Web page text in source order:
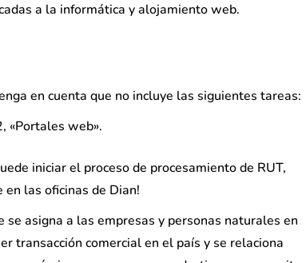
a la informática y alojamiento web.
en cuenta que no incluye las siguientes tareas:
«Portales web».
iniciar el proceso de procesamiento de RUT,
las oficinas de Dian!
asigna a las empresas y personas naturales en
transacción comercial en el país y se relaciona